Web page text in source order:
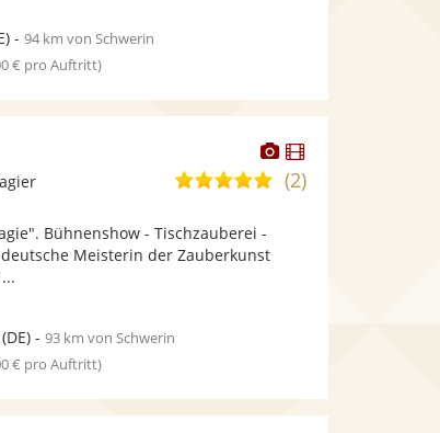
- 94 km von Schwerin
€ pro Auftritt)
Dieser
Künstler
stellt
Dieser
Künstler
5,0(2)
Bühnenshow - Tischzauberei -
Meisterin der Zauberkunst
- 93 km von Schwerin
€ pro Auftritt)